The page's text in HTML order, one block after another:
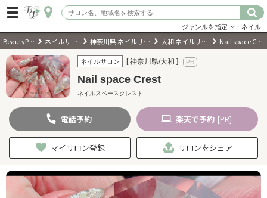
ログイン
会員登録（無料）
キーワード検索
ジャンルを選択
キーワードで検索
ジャンルを指定 ：ネイル
BeautyPark ネイルサロン 神奈川県 ネイルサロン 大和 ネイルサロン Nail space Crest
ネイルサロン [ 神奈川県/大和 ]
Nail space Crest
ネイルスペースクレスト
電話予約 楽天で予約 [PR]
マイサロン登録 サロンをシェア